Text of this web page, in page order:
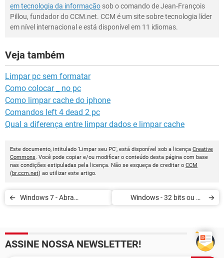
em tecnologia da informação sob o comando de Jean-François
Pillou, fundador do CCM.net. CCM é um site sobre tecnologia líder
em nível internacional e está disponível em 11 idiomas.
Veja também
Limpar pc sem formatar
Como colocar _ no pc
Como limpar cache do iphone
Comandos left 4 dead 2 pc
Qual a diferença entre limpar dados e limpar cache
Este documento, intitulado 'Limpar seu PC', está disponível sob a licença Creative
Commons. Você pode copiar e/ou modificar o conteúdo desta página com base
nas condições estipuladas pela licença. Não se esqueça de creditar o CCM
(br.ccm.net) ao utilizar este artigo.
Windows 7 - Abra
Windows - 32 bits ou 64
ASSINE NOSSA NEWSLETTER!